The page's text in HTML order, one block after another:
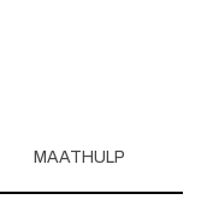
MAATHULP